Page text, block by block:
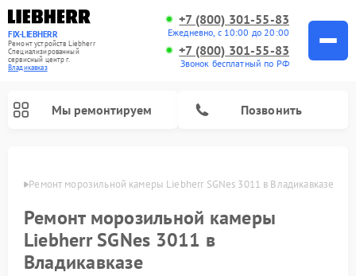
FIX-LIEBHERR
Ремонт устройств Liebherr
Специализированный
cервисный центр г.
Владикавказ
+7 (800) 301-55-83
Ежедневно, с 10:00 до 20:00
+7 (800) 301-55-83
Звонок бесплатный по РФ
Мы ремонтируем Позвонить
Ремонт морозильной камеры Liebherr SGNes 3011 в Владикавказе
Ремонт морозильной камеры
Liebherr SGNes 3011 в
Владикавказе